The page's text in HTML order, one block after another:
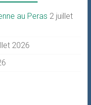
au Peras 2 juillet
2026